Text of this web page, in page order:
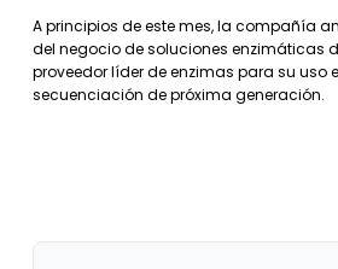
A principios de este mes, la compañía
del negocio de soluciones enzimáticas
proveedor líder de enzimas para su uso
secuenciación de próxima generación.